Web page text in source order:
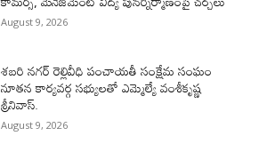
August 9, 2026
శబరి నగర్ రెల్లివీధి పంచాయతీ సంక్షేమ సంఘం
నూతన కార్యవర్గ సభ్యులతో ఎమ్మెల్యే వంశీకృష్ణ
శ్రీనివాస్.
August 9, 2026